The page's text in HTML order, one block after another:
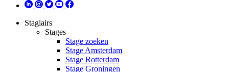
Stagiairs
Stages
Stage zoeken
Stage Amsterdam
Stage Rotterdam
Stage Groningen